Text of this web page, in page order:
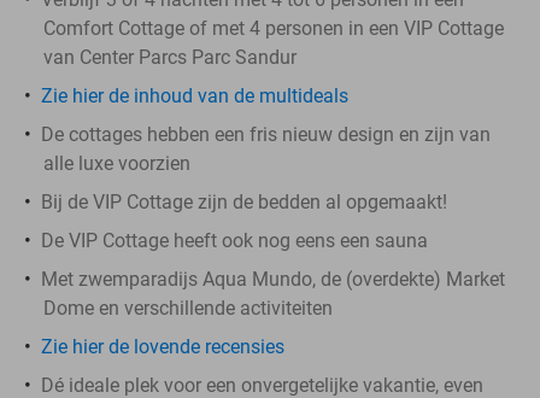
Comfort Cottage of met 4 personen in een VIP Cottage
van Center Parcs Parc Sandur
Zie hier de inhoud van de multideals
De cottages hebben een fris nieuw design en zijn van
alle luxe voorzien
Bij de VIP Cottage zijn de bedden al opgemaakt!
De VIP Cottage heeft ook nog eens een sauna
Met zwemparadijs Aqua Mundo, de (overdekte) Market
Dome en verschillende activiteiten
Zie hier de lovende recensies
Dé ideale plek voor een onvergetelijke vakantie, even